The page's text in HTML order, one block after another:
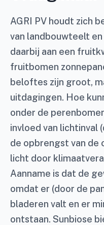
AGRI PV houdt zich
van landbouwteelt
daarbij aan een
fruitbomen
beloftes zijn groot,
uitdagingen. Hoe
onder de
invloed van lichtinval
de opbrengst van de
licht door
Aanname is dat de
omdat er (door de
bladeren valt en er
ontstaan. Sunbiose